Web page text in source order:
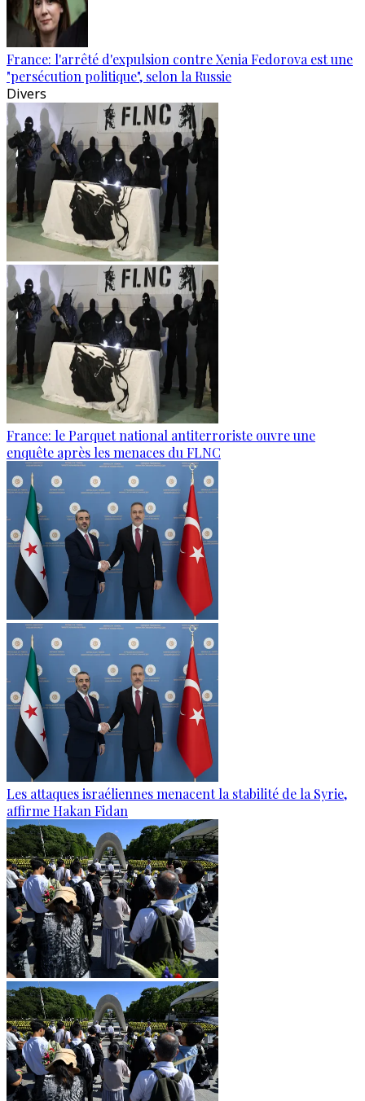
France: l'arrêté d'expulsion contre Xenia Fedorova est une
"persécution politique", selon la Russie
Divers
France: le Parquet national antiterroriste ouvre une
enquête après les menaces du FLNC
Les attaques israéliennes menacent la stabilité de la Syrie,
affirme Hakan Fidan